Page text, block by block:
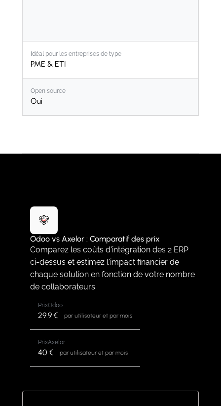
Idéal pour les entreprises de type
PME & ETI
Open source
Oui
Odoo vs Axelor : Comparatif des prix
Comparez les coûts d'intégration des 2 ERP
ci-dessus et estimez l'impact financier de
chaque solution en fonction de votre nombre
de collaborateurs.
PrixOdoo
29.9€ par utilisateur et par mois
PrixAxelor
40 € par utilisateur et par mois